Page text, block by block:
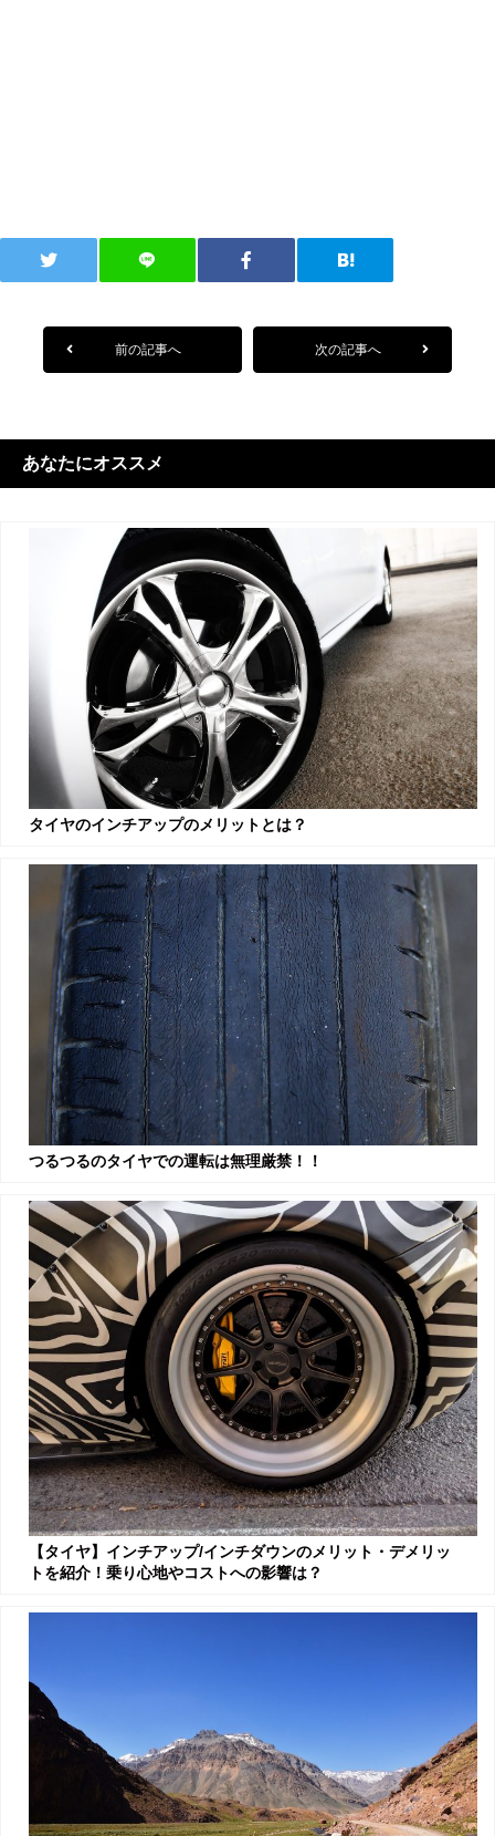
前の記事へ 次の記事へ
あなたにオススメ
タイヤのインチアップのメリットとは？
つるつるのタイヤでの運転は無理厳禁！！
【タイヤ】インチアップ/インチダウンのメリット・デメリッ
トを紹介！乗り心地やコストへの影響は？